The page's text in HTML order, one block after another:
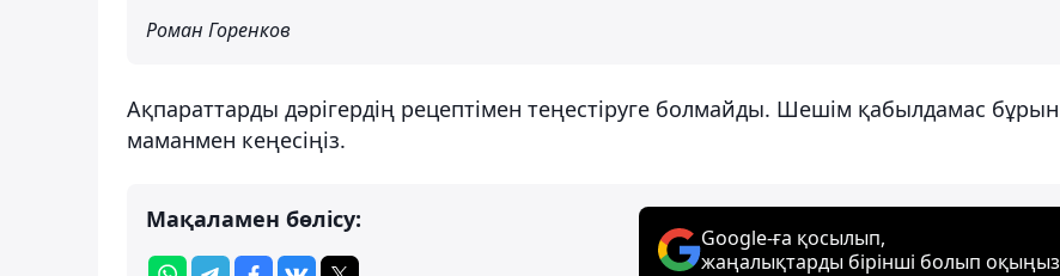
Роман Горенков
Ақпараттарды дәрігердің рецептімен теңестіруге болмайды. Шешім қабылдамас бұрын
маманмен кеңесіңіз.
Мақаламен бөлісу:
Google-ға қосылып,
жаңалықтарды бірінші болып оқыңыз